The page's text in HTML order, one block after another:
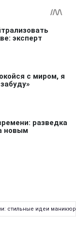
стильные идеи